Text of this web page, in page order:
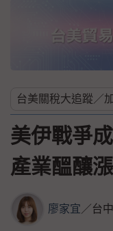
美伊戰爭
產業醞釀
廖家宜 ／台中